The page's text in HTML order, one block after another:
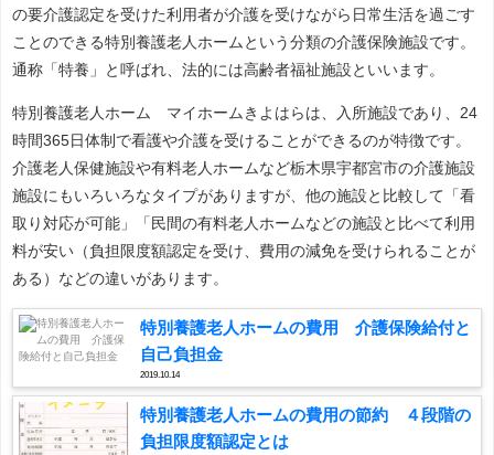
の要介護認定を受けた利用者が介護を受けながら日常生活を過ごす
ことのできる特別養護老人ホームという分類の介護保険施設です。
通称「特養」と呼ばれ、法的には高齢者福祉施設といいます。
特別養護老人ホーム マイホームきよはらは、入所施設であり、24
時間365日体制で看護や介護を受けることができるのが特徴です。
介護老人保健施設や有料老人ホームなど栃木県宇都宮市の介護施設
施設にもいろいろなタイプがありますが、他の施設と比較して「看
取り対応が可能」「民間の有料老人ホームなどの施設と比べて利用
料が安い（負担限度額認定を受け、費用の減免を受けられることが
ある）などの違いがあります。
特別養護老人ホームの費用 介護保険給付と
自己負担金
2019.10.14
特別養護老人ホームの費用の節約 ４段階の
負担限度額認定とは